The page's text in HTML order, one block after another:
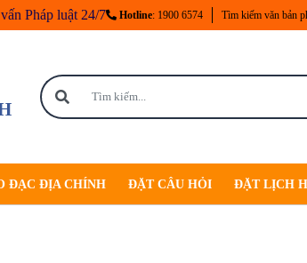
Pháp luật 24/7 Hotline: 1900 6574 Tìm kiếm văn bản
ĐẠC ĐỊA CHÍNH ĐẶT CÂU HỎI ĐẶT LỊCH